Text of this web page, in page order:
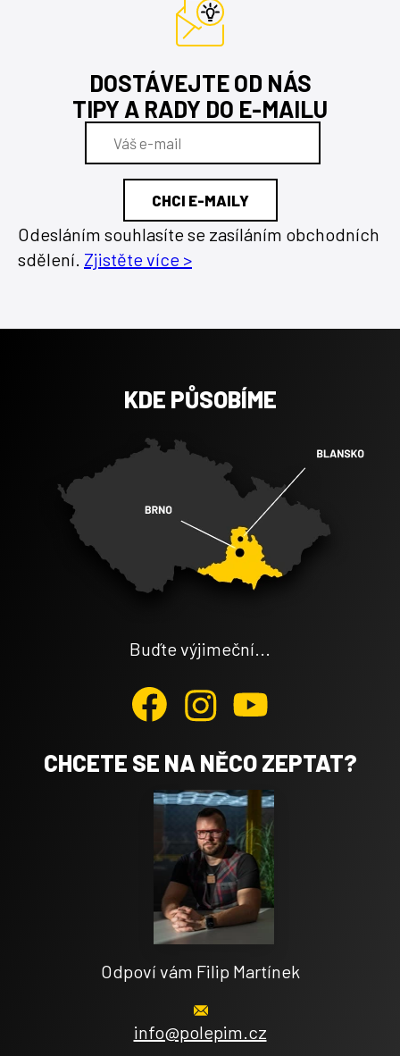
DOSTÁVEJTE OD NÁS
TIPY A RADY DO E-MAILU
Odesláním souhlasíte se zasíláním obchodních
sdělení. Zjistěte více >
KDE PŮSOBÍME
Buďte výjimeční...
CHCETE SE NA NĚCO ZEPTAT?
Odpoví vám Filip Martínek
info@polepim.cz